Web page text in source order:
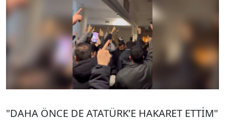
"DAHA ÖNCE DE ATATÜRK’E HAKARET ETTİM"